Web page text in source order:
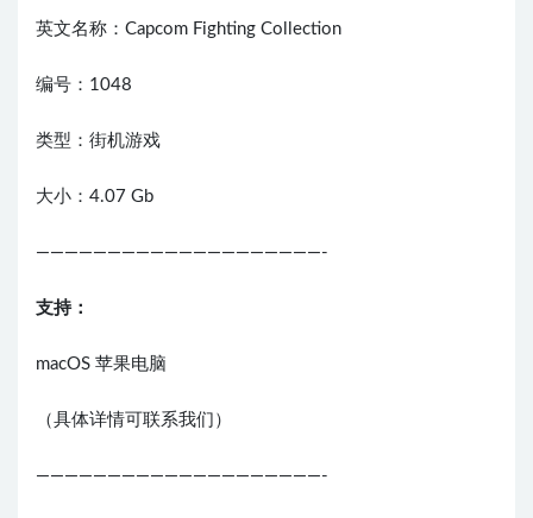
英文名称：Capcom Fighting Collection
编号：1048
类型：街机游戏
大小：4.07 Gb
————————————————————-
支持：
macOS 苹果电脑
（具体详情可联系我们）
————————————————————-